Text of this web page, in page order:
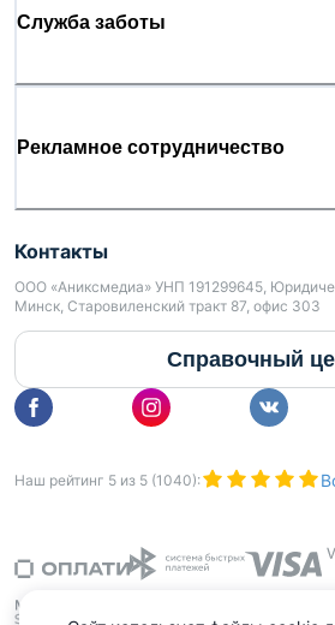
Служба заботы
Рекламное сотрудничество
Контакты
ООО «Аниксмедиа» УНП 191299645,
Минск, Старовиленский тракт 87, офис 303
Справочный
Наш рейтинг 5 из 5 (1040):